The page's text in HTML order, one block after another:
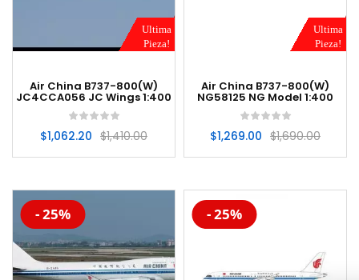
Ultima
Pieza!
Air China B737-800(W)
JC4CCA056 JC Wings 1:400
$1,410.00
$1,062.20
Ultima
Pieza!
Air China B737-800(W)
NG58125 NG Model 1:400
$1,690.00
$1,269.00
-20%
- 25% -20%
- 25%